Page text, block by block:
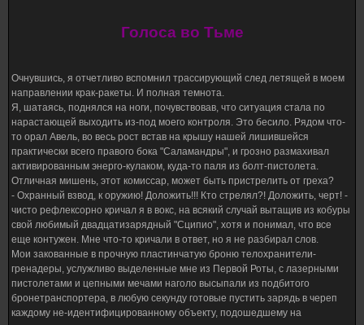
Голоса во Тьме
Очнувшись, я отчетливо вспомнил трассирующий след летящей в моем
направлении крак-ракеты. И полная темнота.
Я, шатаясь, поднялся на ноги, почувствовав, что ситуация стала по
нарастающей выходить из-под моего контроля. Это бесило. Рядом что-
то орал Авель, во весь рост встав на крышу нашей лишившейся
практически всего правого бока "Саламандры", и грозно размахивал
активированным энерго-кулаком, куда-то паля из болт-пистолета.
Отличная мишень, этот комиссар, может быть пристрелить от греха?
- Охранный взвод, к оружию! Доложить!!! Кто стрелял?! Доложить, черт! -
чисто рефлексорно кричал я в вокс, на всякий случай вытащив из кобуры
свой любимый двадцатизарядный "Сципио", хотя и понимал, что все
еще контужен. Мне что-то кричали в ответ, но я не разбирал слов.
Мои закованные в прочную пластинчатую броню телохранители-
гренадеры, услужливо выделенные мне из Первой Роты, с лазерными
пистолетами и цепными мечами наголо высыпали из подбитого
бронетранспортера, в любую секунду готовые пустить зарядь в череп
каждому не-идентифицированному объекту, подошедшему на